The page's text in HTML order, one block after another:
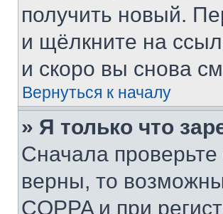
получить новый.
и щёлкните на
и скоро вы снова
Вернуться к началу
» Я только что
Сначала
верны, то
COPPA и при